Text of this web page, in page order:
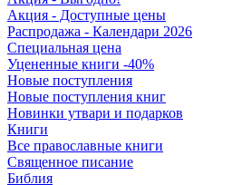
Акция - Доступные цены
Распродажа - Календари 2026
Специальная цена
Уцененные книги -40%
Новые поступления
Новые поступления книг
Новинки утвари и подарков
Книги
Все православные книги
Священное писание
Библия